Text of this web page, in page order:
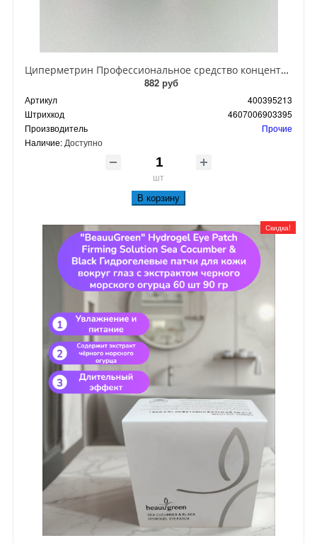
Циперметрин Профессиональное средство концентрат эмульсии 25% для уничтожения тараканов, мух,комаров, блох, клопов, муравьев, ос 50 мл
882 руб
Артикул
400395213
Штрихкод
4607006903395
Производитель
Прочие
Наличие: Доступно
шт
В корзину
Скидка!